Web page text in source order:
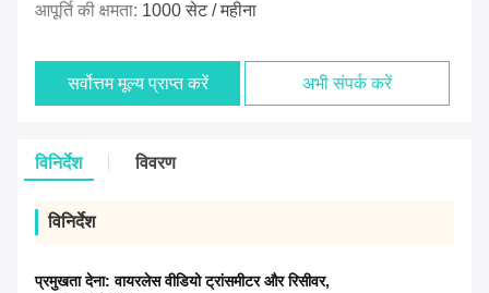
आपूर्ति की क्षमता: 1000 सेट / महीना
सर्वोत्तम मूल्य प्राप्त करें अभी संपर्क करें
विनिर्देश विवरण
विनिर्देश
प्रमुखता देना:वायरलेस वीडियो ट्रांसमीटर और रिसीवर,